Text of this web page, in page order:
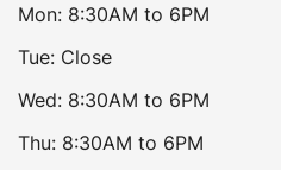
Mon: 8:30AM to 6PM
Tue: Close
Wed: 8:30AM to 6PM
Thu: 8:30AM to 6PM